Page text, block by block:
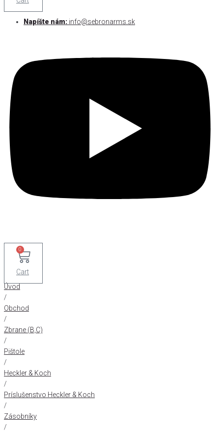
Napíšte nám: info@sebronarms.sk
0
Cart
Úvod
/
Obchod
/
Zbrane (B,C)
/
Pištole
/
Heckler & Koch
/
Príslušenstvo Heckler & Koch
/
Zásobníky
/